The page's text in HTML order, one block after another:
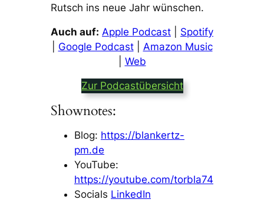
Rutsch ins neue Jahr wünschen.
Auch auf: Apple Podcast
Spotify
Google Podcast| Amazon Music
Web
Zur Podcastübersicht
Shownotes:
Blog: https://blankertz-
pm.de
YouTube:
https://youtube.com/torbla74
Socials LinkedIn